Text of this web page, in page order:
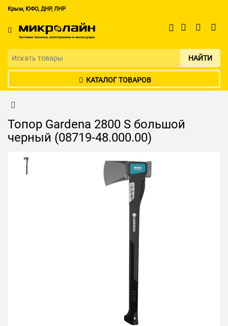
Крым, ЮФО, ДНР, ЛНР
НАЙТИ
КАТАЛОГ ТОВАРОВ
Топор Gardena 2800 S большой
черный (08719-48.000.00)